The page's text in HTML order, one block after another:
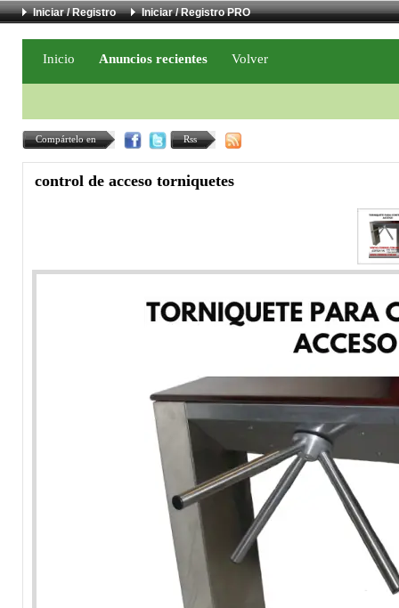
Iniciar / Registro Iniciar / Registro PRO
Inicio Anuncios recientes Volver
Compártelo en Rss
control de acceso torniquetes